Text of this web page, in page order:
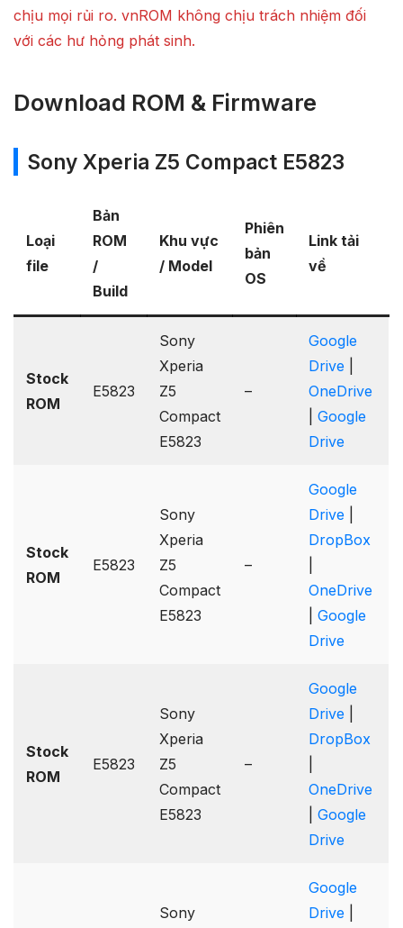
chịu mọi rủi ro. vnROM không chịu trách nhiệm đối
với các hư hỏng phát sinh.
Download ROM & Firmware
Sony Xperia Z5 Compact E5823
Loại
file
Bản
ROM
/
Build
Khu vực
/ Model
Phiên
bản
OS
Link tải
về
Stock
ROM
E5823
Sony
Xperia
Z5
Compact
E5823
–
Google
Drive
OneDrive
Google
Drive
Stock
ROM
E5823
Sony
Xperia
Z5
Compact
E5823
–
Google
Drive|
DropBox
OneDrive
Google
Drive
Stock
ROM
E5823
Sony
Xperia
Z5
Compact
E5823
–
Google
Drive
DropBox
OneDrive
Google
Drive
Sony
Google
Drive|